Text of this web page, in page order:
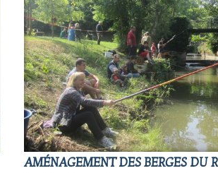
AMÉNAGEMENT DES BERGES DU